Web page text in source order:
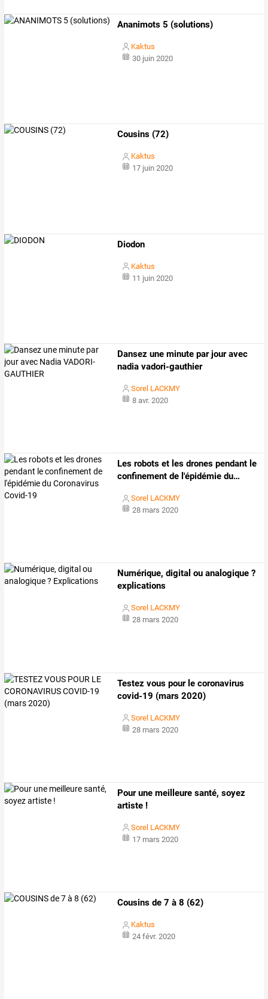
Ananimots 5 (solutions)
Kaktus
30 juin 2020
Cousins (72)
Kaktus
17 juin 2020
Diodon
Kaktus
11 juin 2020
Dansez une minute par jour avec
nadia vadori-gauthier
Sorel LACKMY
8 avr. 2020
Les robots et les drones pendant le
confinement de l'épidémie du…
Sorel LACKMY
28 mars 2020
Numérique, digital ou analogique ?
explications
Sorel LACKMY
28 mars 2020
Testez vous pour le coronavirus
covid-19 (mars 2020)
Sorel LACKMY
28 mars 2020
Pour une meilleure santé, soyez
artiste !
Sorel LACKMY
17 mars 2020
Cousins de 7 à 8 (62)
Kaktus
24 févr. 2020